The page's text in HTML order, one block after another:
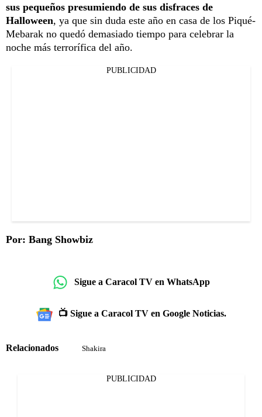
sus pequeños presumiendo de sus disfraces de
Halloween, ya que sin duda este año en casa de los Piqué-
Mebarak no quedó demasiado tiempo para celebrar la
noche más terrorífica del año.
PUBLICIDAD
Por: Bang Showbiz
Sigue a Caracol TV en WhatsApp
📺 Sigue a Caracol TV en Google Noticias.
Relacionados Shakira
PUBLICIDAD